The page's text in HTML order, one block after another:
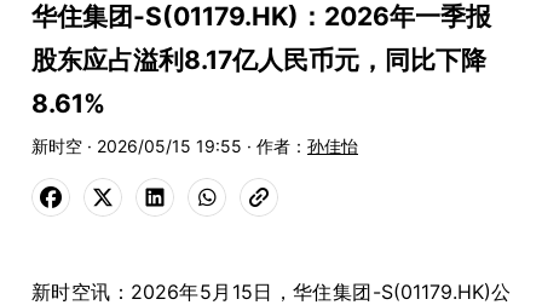
华住集团-S(01179.HK)：2026年一季报
股东应占溢利8.17亿人民币元，同比下降
8.61%
新时空 · 2026/05/15 19:55 · 作者： 孙佳怡
新时空讯：2026年5月15日，华住集团-S(01179.HK)公